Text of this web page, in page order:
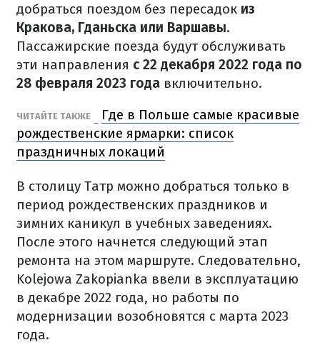
добраться поездом без пересадок из
Кракова, Гданьска или Варшавы.
Пассажирские поезда будут обслуживать
эти направления с 22 декабря 2022 года по
28 февраля 2023 года включительно.
ЧИТАЙТЕ ТАКЖЕ
Где в Польше самые красивые
рождественские ярмарки: список
праздничных локаций
В столицу Татр можно добраться только в
период рождественских праздников и
зимних каникул в учебных заведениях.
После этого начнется следующий этап
ремонта на этом маршруте. Следовательно,
Kolejowa Zakopianka ввели в эксплуатацию
в декабре 2022 года, но работы по
модернизации возобновятся с марта 2023
года.